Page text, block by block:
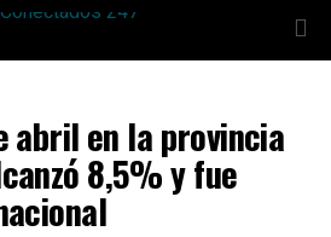
abril en la provincia
8,5% y fue